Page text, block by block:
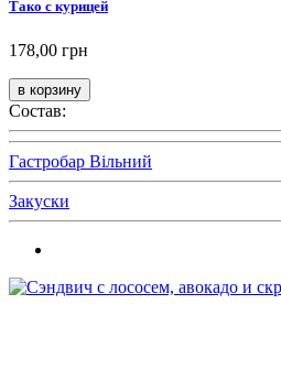
Тако с курицей
178,00 грн
Состав:
Гастробар Вільний
Закуски